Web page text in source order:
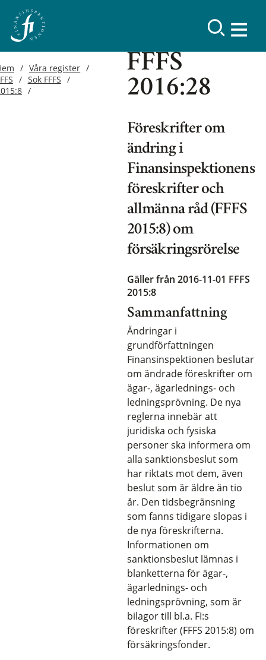
Våra register
Sök FFFS
FFFS
2016:28
Föreskrifter om
ändring i
Finansinspektionens
föreskrifter och
allmänna råd (FFFS
2015:8) om
försäkringsrörelse
Gäller från 2016-11-01 FFFS
2015:8
Sammanfattning
Ändringar i
grundförfattningen
Finansinspektionen beslutar
om ändrade föreskrifter om
ägar-, ägarlednings- och
ledningsprövning. De nya
reglerna innebär att
juridiska och fysiska
personer ska informera om
alla sanktionsbeslut som
har riktats mot dem, även
beslut som är äldre än tio
år. Den tidsbegränsning
som fanns tidigare slopas i
de nya föreskrifterna.
Informationen om
sanktionsbeslut lämnas i
blanketterna för ägar-,
ägarlednings- och
ledningsprövning, som är
bilagor till bl.a. FI:s
föreskrifter (FFFS 2015:8) om
försäkringsfonder.